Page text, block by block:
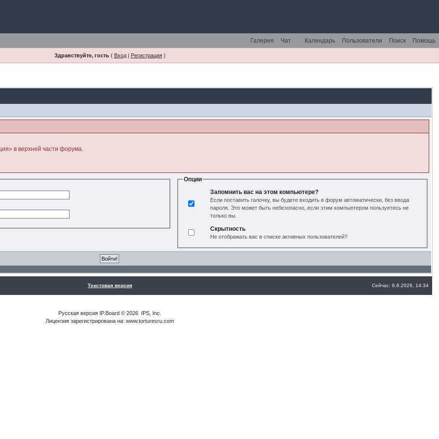
Помощь
Поиск
Пользователи
Календарь
Чат
Галерея
Здравствуйте, гость( Вход| Регистрация)
в верхней части форума.
Опции
Запомнить вас на этом компьютере?
Если поставить галочку, вы будете входить в форум автоматически, без ввода
пароля. Это может быть небезопасно, если этим компьютером пользуетесь не
только вы.
Скрытность
Не отображать вас в списке активных пользователей?
Текстовая версия Сейчас: 6.8.2026, 14:34
Русская версия IP.Board© 2026 IPS, Inc
Лицензия зарегистрирована на: www.torturesru.com